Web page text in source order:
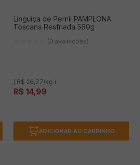
Linguiça de Pernil PAMPLONA
Toscana Resfriada 560g
(0 avaliações)
( R$ 26,77/kg )
R$ 14,99
ADICIONAR AO CARRINHO